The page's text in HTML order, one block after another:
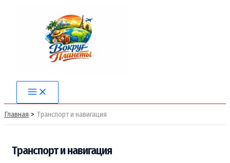
содержимому
Main
Menu
Главная Транспорт и навигация
Транспорт и навигация